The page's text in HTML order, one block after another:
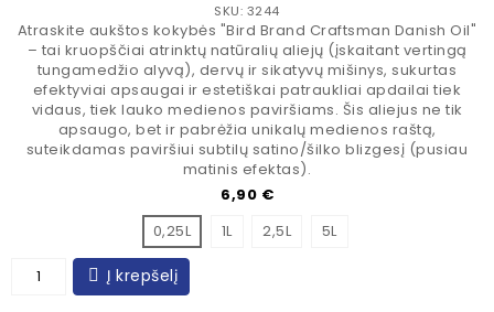
SKU: 3244
Atraskite aukštos kokybės "Bird Brand Craftsman Danish Oil"
– tai kruopščiai atrinktų natūralių aliejų (įskaitant vertingą
tungamedžio alyvą), dervų ir sikatyvų mišinys, sukurtas
efektyviai apsaugai ir estetiškai patraukliai apdailai tiek
vidaus, tiek lauko medienos paviršiams. Šis aliejus ne tik
apsaugo, bet ir pabrėžia unikalų medienos raštą,
suteikdamas paviršiui subtilų satino/šilko blizgesį (pusiau
matinis efektas).
Kaina
6,90 €
0,25L
1L 2,5L 5L
Į krepšelį